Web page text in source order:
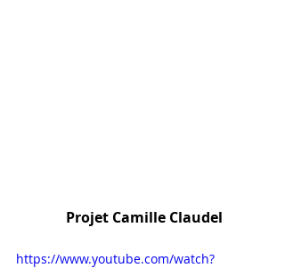
Projet Camille Claudel
https://www.youtube.com/watch?